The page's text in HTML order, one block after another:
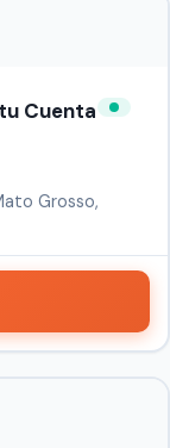
Cuenta
Grosso,